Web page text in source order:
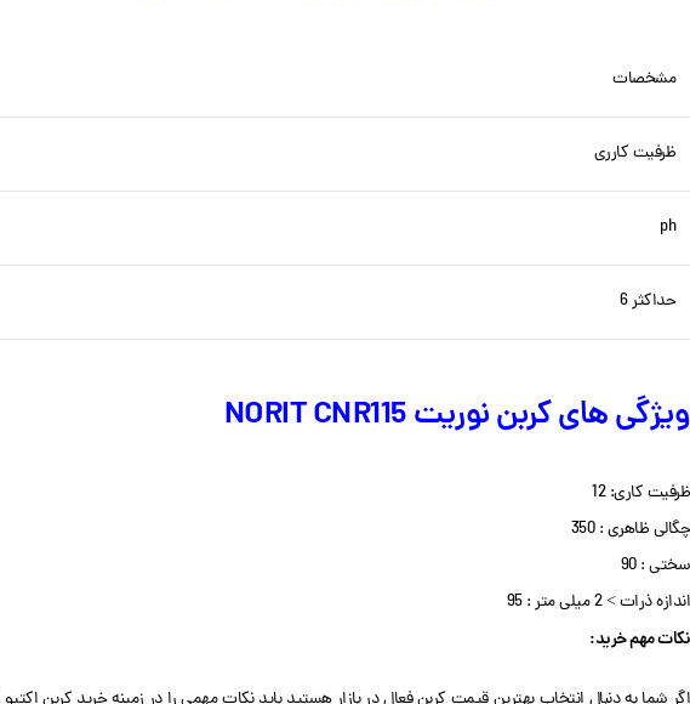
مشخصات
ظرفیت کارری
ph
حداکثر 6
ویژگی های کربن نوریت NORIT CNR115
ظرفیت کاری: 12
چگالی ظاهری : 350
سختی : 90
اندازه ذرات > 2 میلی متر : 95
نکات مهم خرید: